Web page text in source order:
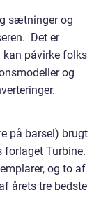
sætninger og
Det er
påvirke folks
og
på barsel) brugt
forlaget Turbine.
og to af
årets tre bedste